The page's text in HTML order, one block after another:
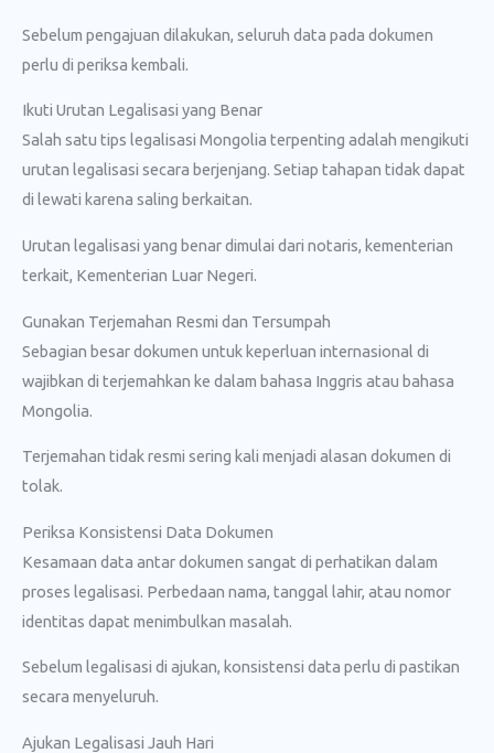
Sebelum pengajuan dilakukan, seluruh data pada dokumen
perlu di periksa kembali.
Ikuti Urutan Legalisasi yang Benar
Salah satu tips legalisasi Mongolia terpenting adalah mengikuti
urutan legalisasi secara berjenjang. Setiap tahapan tidak dapat
di lewati karena saling berkaitan.
Urutan legalisasi yang benar dimulai dari notaris, kementerian
terkait, Kementerian Luar Negeri.
Gunakan Terjemahan Resmi dan Tersumpah
Sebagian besar dokumen untuk keperluan internasional di
wajibkan di terjemahkan ke dalam bahasa Inggris atau bahasa
Mongolia.
Terjemahan tidak resmi sering kali menjadi alasan dokumen di
tolak.
Periksa Konsistensi Data Dokumen
Kesamaan data antar dokumen sangat di perhatikan dalam
proses legalisasi. Perbedaan nama, tanggal lahir, atau nomor
identitas dapat menimbulkan masalah.
Sebelum legalisasi di ajukan, konsistensi data perlu di pastikan
secara menyeluruh.
Ajukan Legalisasi Jauh Hari